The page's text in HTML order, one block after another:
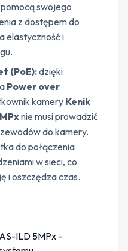
swojego
z dostępem do
elastyczność i
(PoE):dzięki
Power over
kamery Kenik
nie musi prowadzić
do kamery.
do połączenia
w sieci, co
i oszczędza czas.